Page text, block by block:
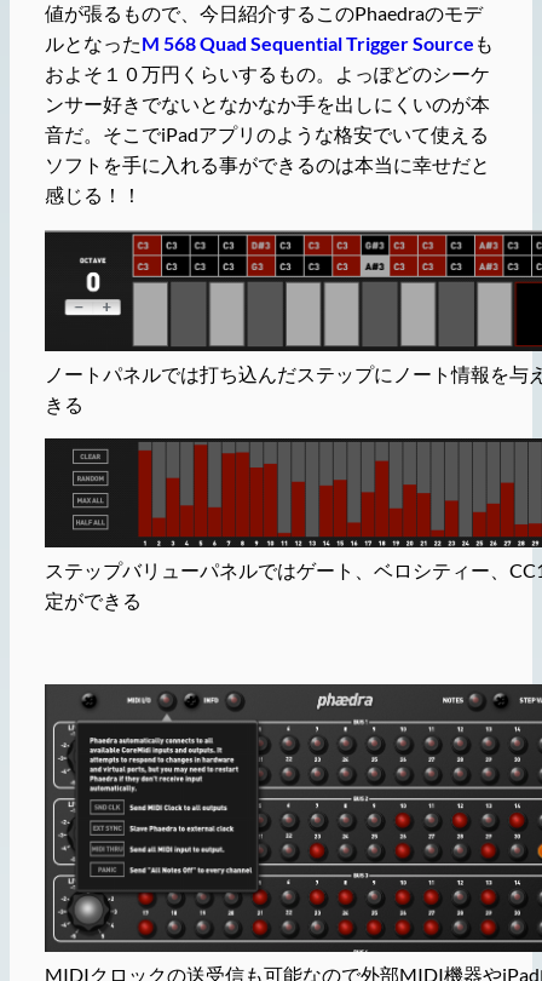
値が張るもので、今日紹介するこのPhaedraのモデ
ルとなったM 568 Quad Sequential Trigger Source も
およそ１０万円くらいするもの。よっぽどのシーケ
ンサー好きでないとなかなか手を出しにくいのが本
音だ。そこでiPadアプリのような格安でいて使える
ソフトを手に入れる事ができるのは本当に幸せだと
感じる！！
ノートパネルでは打ち込んだステップにノート情報を与
きる
ステップバリューパネルではゲート、ベロシティー、
定ができる
MIDIクロックの送受信も可能なので外部MIDI機器や